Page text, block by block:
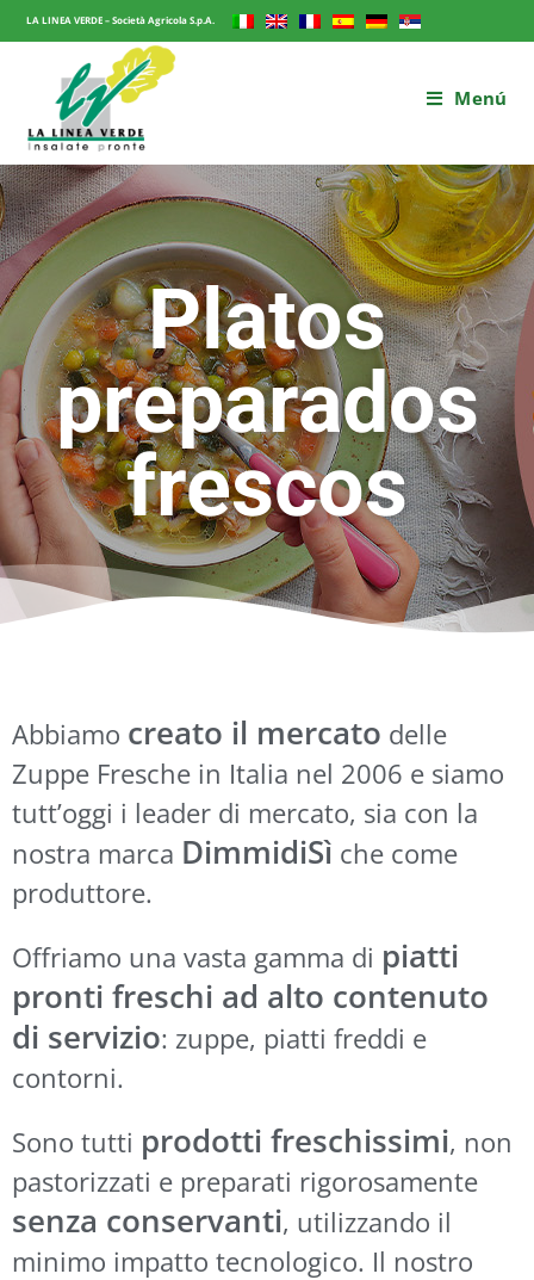
LA LINEA VERDE – Società Agricola S.p.A.
Menú
Platos
preparados
frescos
Abbiamo creato il mercato delle
Zuppe Fresche in Italia nel 2006 e siamo
tutt’oggi i leader di mercato, sia con la
nostra marca DimmidiSì che come
produttore.
Offriamo una vasta gamma di piatti
pronti freschi ad alto contenuto
di servizio: zuppe, piatti freddi e
contorni.
Sono tutti prodotti freschissimi, non
pastorizzati e preparati rigorosamente
senza conservanti, utilizzando il
minimo impatto tecnologico. Il nostro